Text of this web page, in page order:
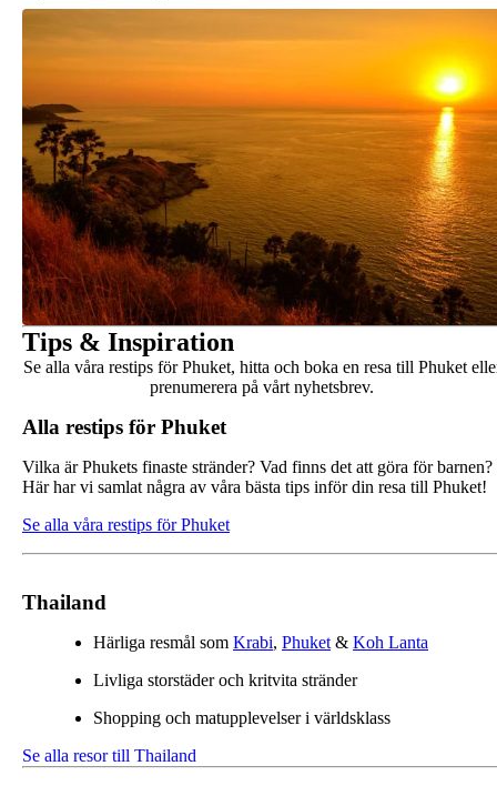
Tips & Inspiration
Se alla våra restips för Phuket, hitta och boka en resa till Phuket
prenumerera på vårt nyhetsbrev.
Alla restips för Phuket
Vilka är Phukets finaste stränder? Vad finns det att göra för barnen?
Här har vi samlat några av våra bästa tips inför din resa till Phuket!
Se alla våra restips för Phuket
Thailand
Härliga resmål som Krabi, Phuket & Koh Lanta
Livliga storstäder och kritvita stränder
Shopping och matupplevelser i världsklass
Se alla resor till Thailand